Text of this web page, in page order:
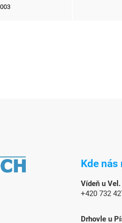
Kde nás
Vídeň u
+420 732
Drhovle u